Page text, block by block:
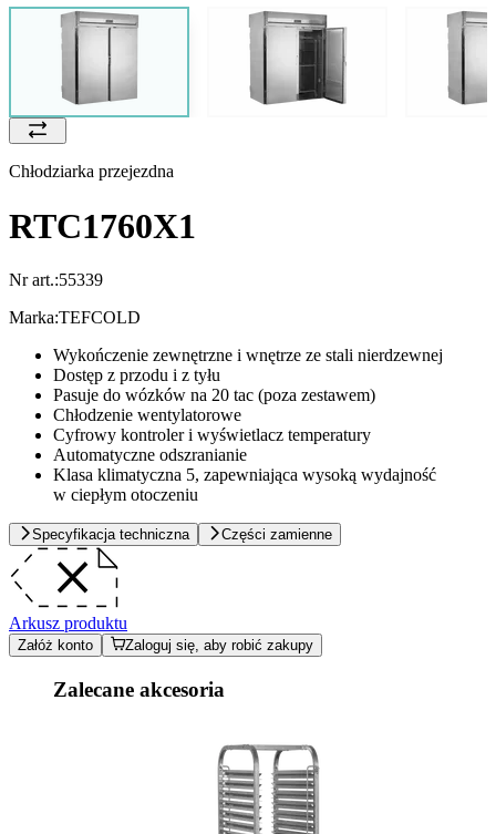
Chłodziarka przejezdna
RTC1760X1
Nr art.:55339
Marka:TEFCOLD
Wykończenie zewnętrzne i wnętrze ze stali nierdzewnej
Dostęp z przodu i z tyłu
Pasuje do wózków na 20 tac (poza zestawem)
Chłodzenie wentylatorowe
Cyfrowy kontroler i wyświetlacz temperatury
Automatyczne odszranianie
Klasa klimatyczna 5, zapewniająca wysoką wydajność
w ciepłym otoczeniu
Specyfikacja techniczna Części zamienne
Arkusz produktu
Załóż konto Zaloguj się, aby robić zakupy
Zalecane akcesoria